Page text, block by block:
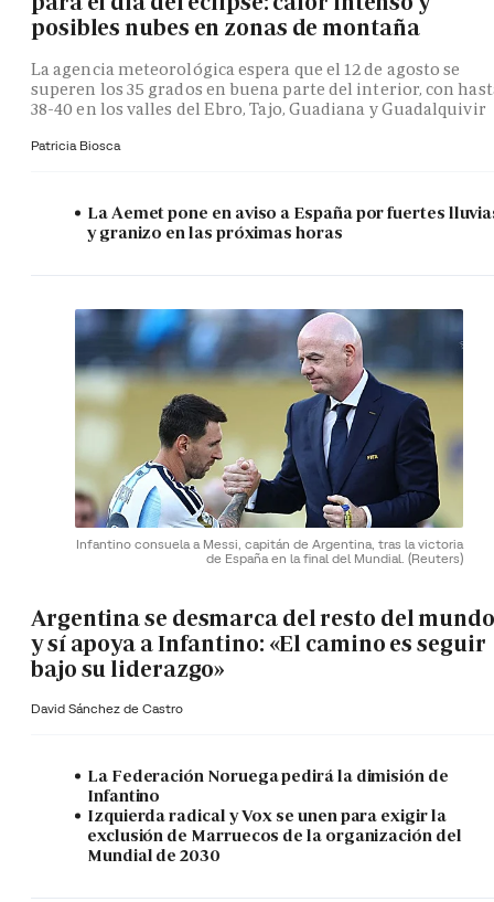
posibles nubes en zonas de montaña
La agencia meteorológica espera que el 12 de agosto se
superen los 35 grados en buena parte del interior, con
38-40 en los valles del Ebro, Tajo, Guadiana y Guadalquivir
Patricia Biosca
La Aemet pone en aviso a España por fuertes
y granizo en las próximas horas
Infantino consuela a Messi, capitán de Argentina, tras la victoria
de España en la final del Mundial. (Reuters)
Argentina se desmarca del resto del mundo
y sí apoya a Infantino: «El camino es seguir
bajo su liderazgo»
David Sánchez de Castro
La Federación Noruega pedirá la dimisión de
Infantino
Izquierda radical y Vox se unen para exigir la
exclusión de Marruecos de la organización del
Mundial de 2030